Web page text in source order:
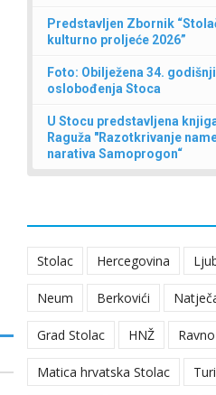
Predstavljen Zbornik
kulturno proljeće 2026”
Foto: Obilježena 34.
oslobođenja Stoca
U Stocu predstavljena
Raguža "Razotkrivanje
narativa Samoprogon“
Stolac Hercegovina
Neum Berkovići
Grad Stolac HNŽ Ravno
Matica hrvatska Stolac